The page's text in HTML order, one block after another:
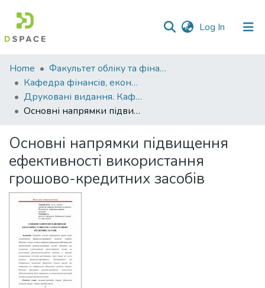
Log In (current)
Communities
&
Collections
Statistics
Home
Факультет обліку та фінансів
Кафедра фінансів, економічних досліджень і туризму
Друковані видання. Кафедра фінансів, економічних досліджень і туризму
Основні напрямки підвищення ефективності використання грошово-кредитних засобів
Основні напрямки підвищення
ефективності використання
грошово-кредитних засобів